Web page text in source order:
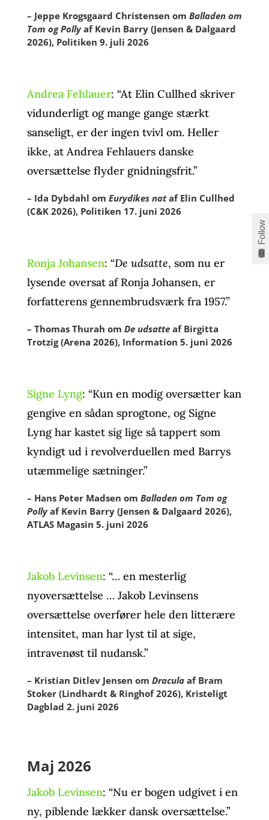
– Jeppe Krogsgaard Christensen om Balladen om
Tom og Pollyaf Kevin Barry (Jensen & Dalgaard
2026), Politiken 9. juli 2026
Andrea Fehlauer: “At Elin Cullhed skriver
vidunderligt og mange gange stærkt
sanseligt, er der ingen tvivl om. Heller
ikke, at Andrea Fehlauers danske
oversættelse flyder gnidningsfrit.”
– Ida Dybdahl om Eurydikes nataf Elin Cullhed
(C&K 2026), Politiken 17. juni 2026
Ronja Johansen: “De udsatte, som nu er
lysende oversat af Ronja Johansen, er
forfatterens gennembrudsværk fra 1957.”
– Thomas Thurah om De udsatteaf Birgitta
Trotzig (Arena 2026), Information 5. juni 2026
Signe Lyng: “Kun en modig oversætter kan
gengive en sådan sprogtone, og Signe
Lyng har kastet sig lige så tappert som
kyndigt ud i revolverduellen med Barrys
utæmmelige sætninger.”
– Hans Peter Madsen om Balladen om Tom og
Pollyaf Kevin Barry (Jensen & Dalgaard 2026),
ATLAS Magasin 5. juni 2026
Jakob Levinsen: “… en mesterlig
nyoversættelse … Jakob Levinsens
oversættelse overfører hele den litterære
intensitet, man har lyst til at sige,
intravenøst til nudansk.”
– Kristian Ditlev Jensen om Dracula af Bram
Stoker (Lindhardt & Ringhof 2026), Kristeligt
Dagblad 2. juni 2026
Maj 2026
Jakob Levinsen: “Nu er bogen udgivet i en
ny, piblende lækker dansk oversættelse.”
Follow